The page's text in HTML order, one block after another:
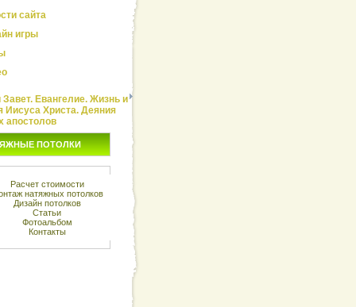
сайта
игры
Евангелие. Жизнь и
Иисуса Христа. Деяния
апостолов
ПОТОЛКИ
Расчет стоимости
натяжных потолков
Дизайн потолков
Статьи
Фотоальбом
Контакты